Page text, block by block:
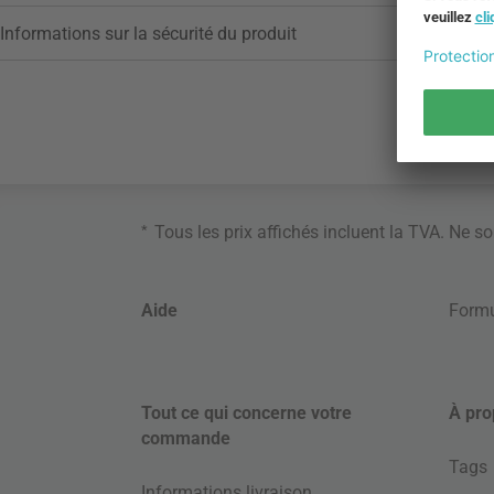
Informations sur la sécurité du produit
* Tous les prix affichés incluent la TVA. Ne
Aide
Tout ce qui concerne votre
commande
À
Tags